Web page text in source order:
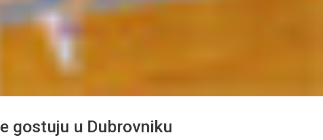
gostuju u Dubrovniku